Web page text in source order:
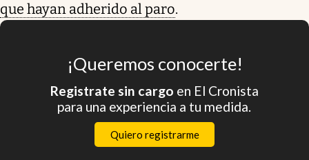
que hayan adherido al paro.
¡Queremos conocerte!
Registrate sin cargo en El Cronista
para una experiencia a tu medida.
Quiero registrarme